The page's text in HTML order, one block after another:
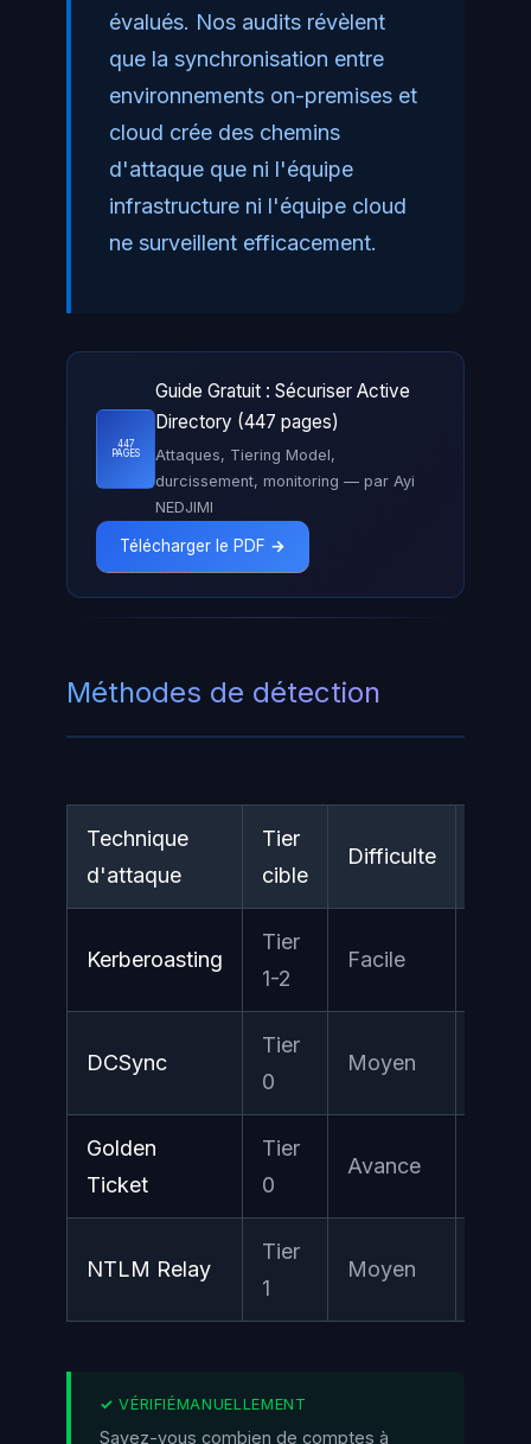
évalués. Nos audits révèlent
que la synchronisation entre
environnements on-premises et
cloud crée des chemins
d'attaque que ni l'équipe
infrastructure ni l'équipe cloud
ne surveillent efficacement.
447
PAGES
Guide Gratuit : Sécuriser Active
Directory (447 pages)
Attaques, Tiering Model,
durcissement, monitoring — par Ayi
NEDJIMI
Télécharger le PDF →
Méthodes de détection
Technique
d'attaque
Tier
cible
Difficulte
Kerberoasting
Tier
1-2
Facile
DCSync
Tier
0
Moyen
Golden
Ticket
Tier
0
Avance
NTLM Relay
Tier
1
Moyen
Savez-vous combien de comptes à